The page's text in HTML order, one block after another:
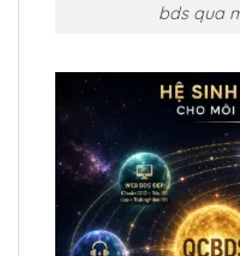
bds qua